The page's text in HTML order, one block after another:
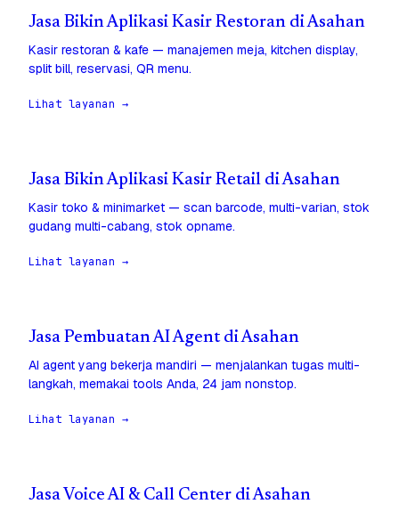
Jasa Bikin Aplikasi Kasir Restoran di Asahan
Kasir restoran & kafe — manajemen meja, kitchen display,
split bill, reservasi, QR menu.
Lihat layanan →
Jasa Bikin Aplikasi Kasir Retail di Asahan
Kasir toko & minimarket — scan barcode, multi-varian, stok
gudang multi-cabang, stok opname.
Lihat layanan →
Jasa Pembuatan AI Agent di Asahan
AI agent yang bekerja mandiri — menjalankan tugas multi-
langkah, memakai tools Anda, 24 jam nonstop.
Lihat layanan →
Jasa Voice AI & Call Center di Asahan